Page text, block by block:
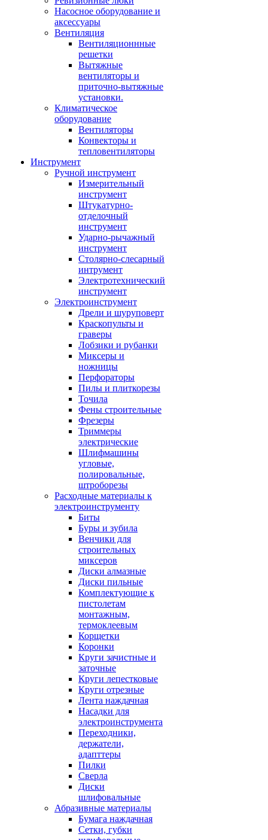
Насосное оборудование и
аксессуары
Вентиляция
Вентиляционнные
решетки
Вытяжные
вентиляторы и
приточно-вытяжные
установки.
Климатическое
оборудование
Вентиляторы
Конвекторы и
тепловентиляторы
Инструмент
Ручной инструмент
Измерительный
инструмент
Штукатурно-
отделочный
инструмент
Ударно-рычажный
инструмент
Столярно-слесарный
интрумент
Электротехнический
инструмент
Электроинструмент
Дрели и шуруповерт
Краскопульты и
граверы
Лобзики и рубанки
Миксеры и
ножницы
Перфораторы
Пилы и плиткорезы
Точила
Фены строительные
Фрезеры
Триммеры
электрические
Шлифмашины
угловые,
полировальные,
штроборезы
Расходные материалы к
электроинструменту
Биты
Буры и зубила
Венчики для
строительных
миксеров
Диски алмазные
Диски пильные
Комплектующие к
пистолетам
монтажным,
термоклеевым
Корщетки
Коронки
Круги зачистные и
заточные
Круги лепестковые
Круги отрезные
Лента наждачная
Насадки для
электроинструмента
Переходники,
держатели,
адапттеры
Пилки
Сверла
Диски
шлифовальные
Абразивные материалы
Бумага наждачная
Сетки, губки